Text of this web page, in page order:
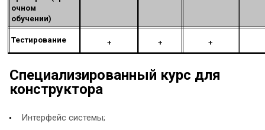
очном
обучении)
Тестирование + + +
Специализированный курс для
конструктора
Интерфейс системы;